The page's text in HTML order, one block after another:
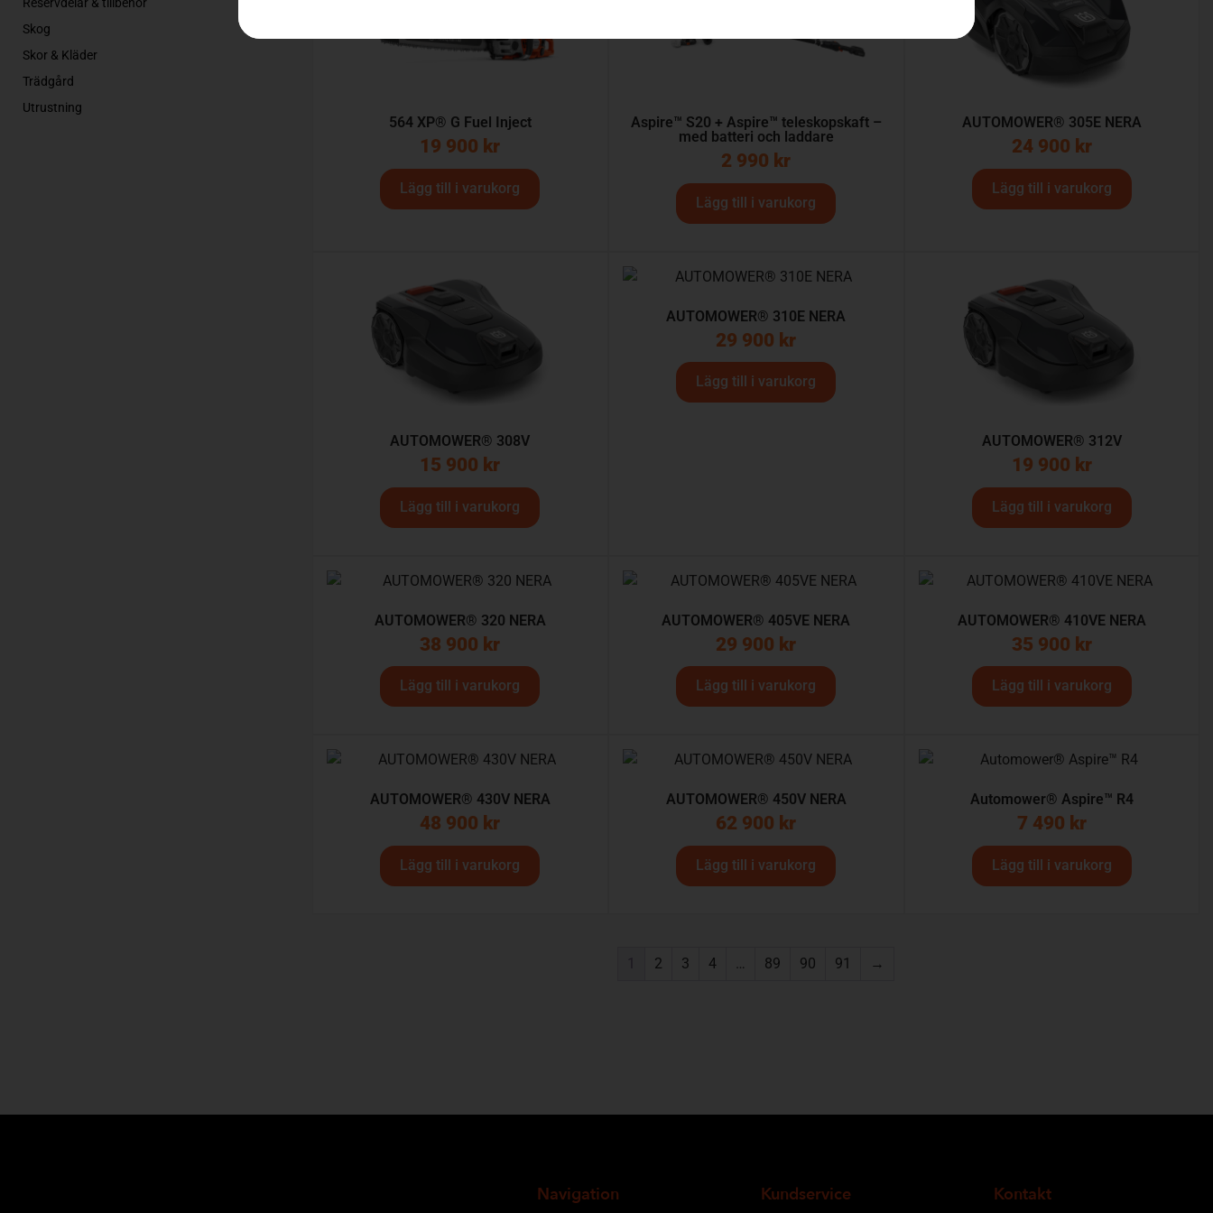
Reservdelar & tillbehör
Skog
Skor & Kläder
Trädgård
Utrustning
564 XP® G Fuel Inject
19 900 kr
Lägg till i varukorg
Aspire™ S20 + Aspire™ teleskopskaft –
med batteri och laddare
2 990 kr
Lägg till i varukorg
AUTOMOWER® 305E NERA
24 900 kr
Lägg till i varukorg
AUTOMOWER® 308V
15 900 kr
Lägg till i varukorg
AUTOMOWER® 310E NERA
29 900 kr
Lägg till i varukorg
AUTOMOWER® 312V
19 900 kr
Lägg till i varukorg
AUTOMOWER® 320 NERA
38 900 kr
Lägg till i varukorg
AUTOMOWER® 405VE NERA
29 900 kr
Lägg till i varukorg
AUTOMOWER® 410VE NERA
35 900 kr
Lägg till i varukorg
AUTOMOWER® 430V NERA
48 900 kr
Lägg till i varukorg
AUTOMOWER® 450V NERA
62 900 kr
Lägg till i varukorg
Automower® Aspire™ R4
7 490 kr
Lägg till i varukorg
1 2 3 4 … 89 90 91 →
Navigation Kundservice Kontakt